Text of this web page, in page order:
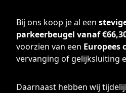
Bij ons koop je al een
parkeerbeugel vanaf
voorzien van een Europees
vervanging of gelijksluiting
Daarnaast hebben wij